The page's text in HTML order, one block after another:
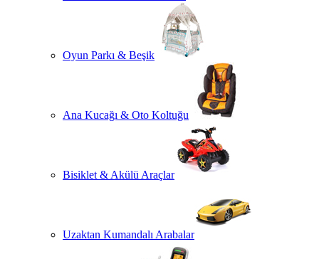
Oyun Parkı & Beşik
Ana Kucağı & Oto Koltuğu
Bisiklet & Akülü Araçlar
Uzaktan Kumandalı Arabalar